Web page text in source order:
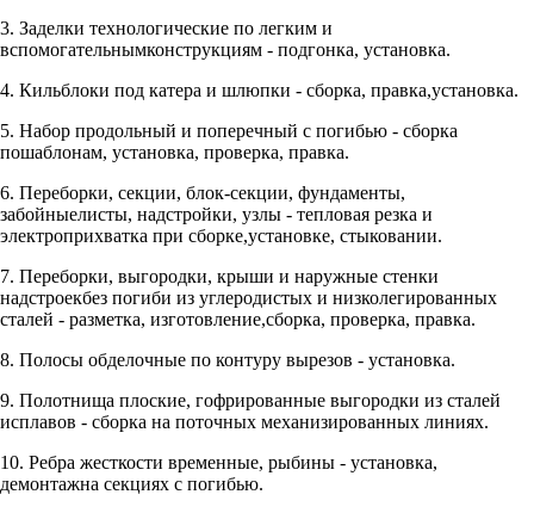
3. Заделки технологические по легким и
вспомогательнымконструкциям - подгонка, установка.
4. Кильблоки под катера и шлюпки - сборка, правка,установка.
5. Набор продольный и поперечный с погибью - сборка
пошаблонам, установка, проверка, правка.
6. Переборки, секции, блок-секции, фундаменты,
забойныелисты, надстройки, узлы - тепловая резка и
электроприхватка при сборке,установке, стыковании.
7. Переборки, выгородки, крыши и наружные стенки
надстроекбез погиби из углеродистых и низколегированных
сталей - разметка, изготовление,сборка, проверка, правка.
8. Полосы обделочные по контуру вырезов - установка.
9. Полотнища плоские, гофрированные выгородки из сталей
исплавов - сборка на поточных механизированных линиях.
10. Ребра жесткости временные, рыбины - установка,
демонтажна секциях с погибью.